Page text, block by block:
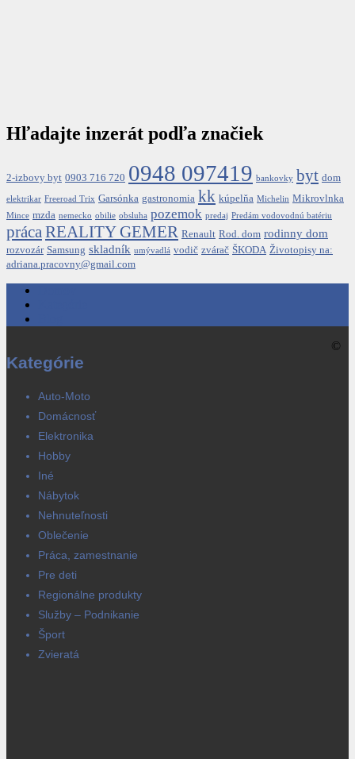
Hľadajte inzerát podľa značiek
2-izbovy byt 0903 716 720 0948 097419 bankovky byt dom
elektrikar Freeroad Trix Garsónka gastronomia kk kúpelňa Michelin Mikrovlnka
Mince mzda nemecko obilie obsluha pozemok predaj Predám vodovodnú batériu
práca REALITY GEMER Renault Rod. dom rodinny dom
rozvozár Samsung skladník umývadlá vodič zvárač ŠKODA Životopisy na:
adriana.pracovny@gmail.com
Kategórie
Auto-Moto
Domácnosť
Elektronika
Hobby
Iné
Nábytok
Nehnuteľnosti
Oblečenie
Práca, zamestnanie
Pre deti
Regionálne produkty
Služby – Podnikanie
Šport
Zvieratá
©